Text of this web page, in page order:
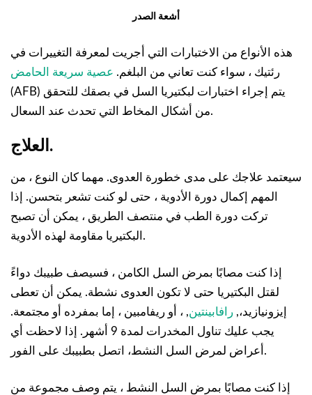
أشعة الصدر
هذه الأنواع من الاختبارات التي أجريت لمعرفة التغييرات في
رئتيك ، سواء كنت تعاني من البلغم. عصية سريعة الحامض
(AFB) يتم إجراء اختبارات لبكتيريا السل في بصقك للتحقق
من أشكال المخاط التي تحدث عند السعال.
العلاج.
سيعتمد علاجك على مدى خطورة العدوى. مهما كان النوع ، من
المهم إكمال دورة الأدوية ، حتى لو كنت تشعر بتحسن. إذا
تركت دورة الطب في منتصف الطريق ، يمكن أن تصبح
البكتيريا مقاومة لهذه الأدوية.
إذا كنت مصابًا بمرض السل الكامن ، فسيصف طبيبك دواءً
لقتل البكتيريا حتى لا تكون العدوى نشطة. يمكن أن تعطى
إيزونيازيد،, رافابينتين, ، أو ريفامبين ، إما بمفرده أو مجتمعة.
يجب عليك تناول المخدرات لمدة 9 أشهر. إذا لاحظت أي
أعراض لمرض السل النشط، اتصل بطبيبك على الفور.
إذا كنت مصابًا بمرض السل النشط ، يتم وصف مجموعة من